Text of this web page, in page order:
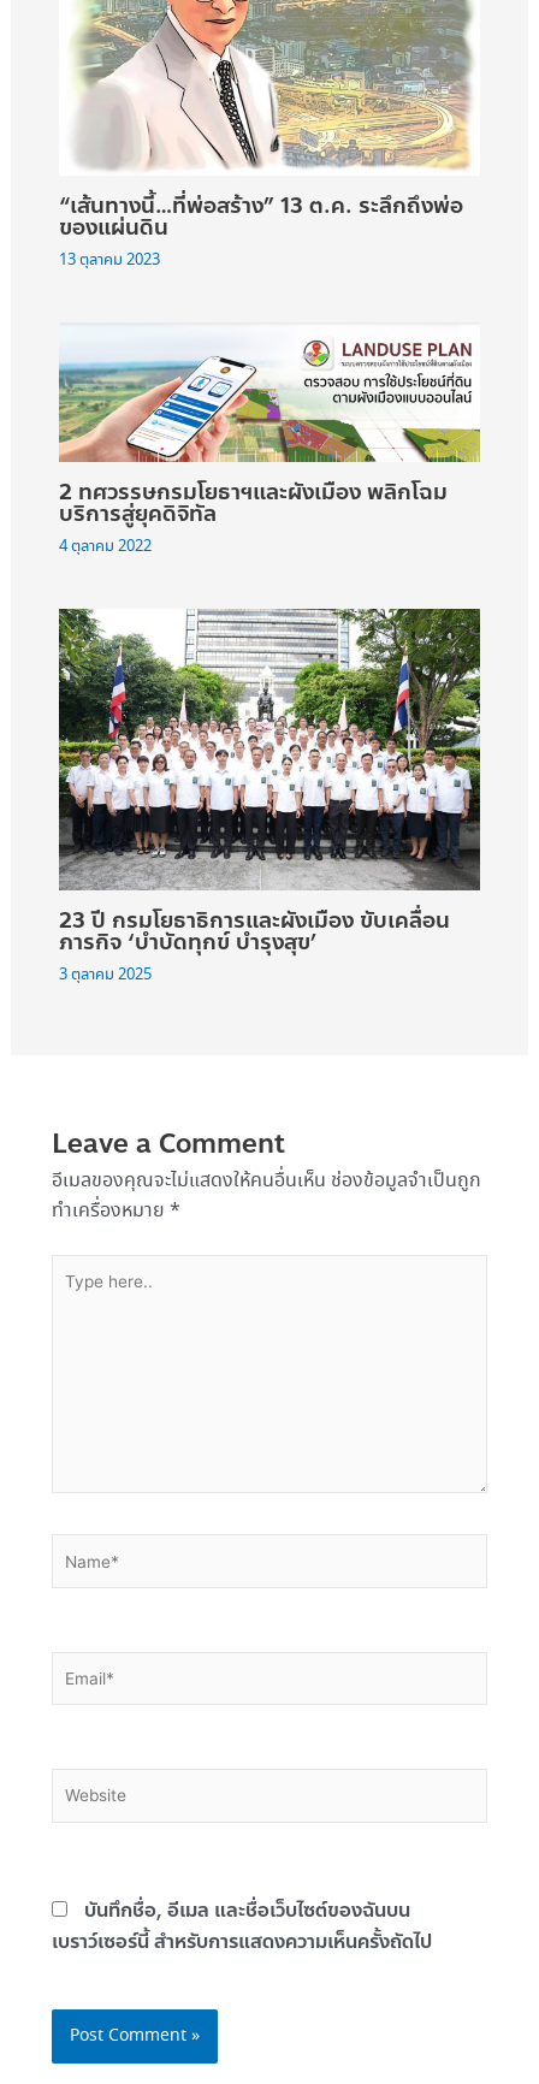
“เส้นทางนี้…ที่พ่อสร้าง” 13 ต.ค. ระลึกถึงพ่อ
ของแผ่นดิน
13 ตุลาคม 2023
2 ทศวรรษกรมโยธาฯและผังเมือง พลิกโฉม
บริการสู่ยุคดิจิทัล
4 ตุลาคม 2022
23 ปี กรมโยธาธิการและผังเมือง ขับเคลื่อน
ภารกิจ ‘บำบัดทุกข์ บำรุงสุข’
3 ตุลาคม 2025
Leave a Comment
อีเมลของคุณจะไม่แสดงให้คนอื่นเห็น ช่องข้อมูลจำเป็นถูก
ทำเครื่องหมาย *
Type
here..
Name*
Email*
Website
บันทึกชื่อ, อีเมล และชื่อเว็บไซต์ของฉันบน
เบราว์เซอร์นี้ สำหรับการแสดงความเห็นครั้งถัดไป